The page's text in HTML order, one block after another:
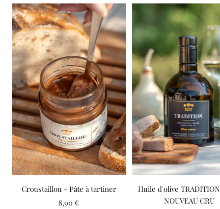
Croustaillou - Pâte à tartiner
Prix
8,90 €
Huile d'olive
NOUVEAU CRU